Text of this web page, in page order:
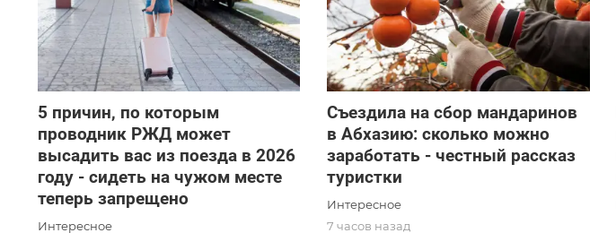
5 причин, по которым
проводник РЖД может
высадить вас из поезда в 2026
году - сидеть на чужом месте
теперь запрещено
Интересное
Съездила на сбор мандаринов
в Абхазию: сколько можно
заработать - честный рассказ
туристки
Интересное
7 часов назад